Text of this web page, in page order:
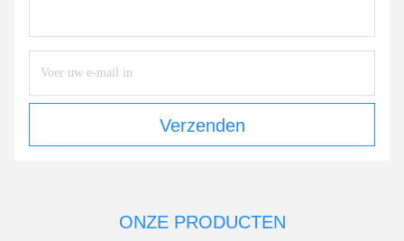
Verzenden
ONZE PRODUCTEN